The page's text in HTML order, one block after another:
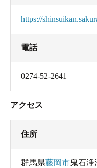
https://
電話
0274-52-2641
アクセス
住所
群馬県藤岡市鬼石浄